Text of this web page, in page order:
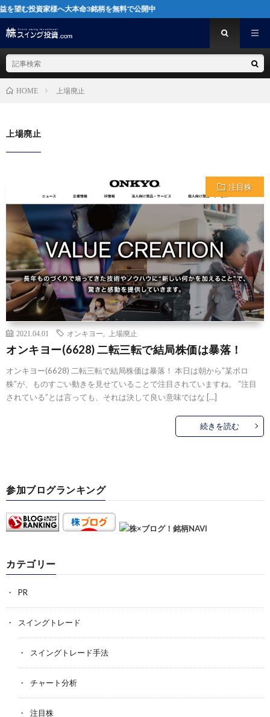
投資家様へ大本命3銘柄を無料で公開中
HOME 上場廃止
上場廃止
注目株
2021.04.01 オンキヨー 上場廃止
オンキヨー(6628) 二転三転で結局株価は暴落！
オンキヨー(6628) 二転三転で結局株価は暴落！ 本日は朝から”某ボロ
株”が、ものすごい動きを見せていることで注目されていますね。 “注目
されている”とは言っても、それは決して良い意味ではな […]
続きを読む
参加ブログランキング
カテゴリー
PR
スイングトレード
スイングトレード手法
チャート分析
注目株